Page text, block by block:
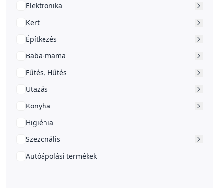
Elektronika
Kert
Építkezés
Baba-mama
Fűtés, Hűtés
Utazás
Konyha
Higiénia
Szezonális
Autóápolási termékek